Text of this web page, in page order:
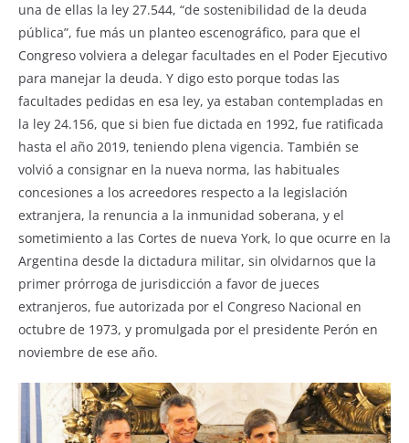
una de ellas la ley 27.544, “de sostenibilidad de la deuda
pública”, fue más un planteo escenográfico, para que el
Congreso volviera a delegar facultades en el Poder Ejecutivo
para manejar la deuda. Y digo esto porque todas las
facultades pedidas en esa ley, ya estaban contempladas en
la ley 24.156, que si bien fue dictada en 1992, fue ratificada
hasta el año 2019, teniendo plena vigencia. También se
volvió a consignar en la nueva norma, las habituales
concesiones a los acreedores respecto a la legislación
extranjera, la renuncia a la inmunidad soberana, y el
sometimiento a las Cortes de nueva York, lo que ocurre en la
Argentina desde la dictadura militar, sin olvidarnos que la
primer prórroga de jurisdicción a favor de jueces
extranjeros, fue autorizada por el Congreso Nacional en
octubre de 1973, y promulgada por el presidente Perón en
noviembre de ese año.